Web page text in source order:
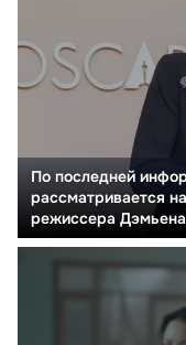
По последней
рассматривается
режиссера